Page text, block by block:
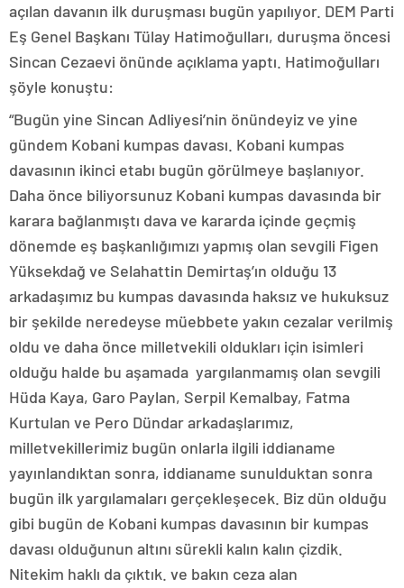
açılan davanın ilk duruşması bugün yapılıyor. DEM Parti
Eş Genel Başkanı Tülay Hatimoğulları, duruşma öncesi
Sincan Cezaevi önünde açıklama yaptı. Hatimoğulları
şöyle konuştu:
“Bugün yine Sincan Adliyesi’nin önündeyiz ve yine
gündem Kobani kumpas davası. Kobani kumpas
davasının ikinci etabı bugün görülmeye başlanıyor.
Daha önce biliyorsunuz Kobani kumpas davasında bir
karara bağlanmıştı dava ve kararda içinde geçmiş
dönemde eş başkanlığımızı yapmış olan sevgili Figen
Yüksekdağ ve Selahattin Demirtaş’ın olduğu 13
arkadaşımız bu kumpas davasında haksız ve hukuksuz
bir şekilde neredeyse müebbete yakın cezalar verilmiş
oldu ve daha önce milletvekili oldukları için isimleri
olduğu halde bu aşamada yargılanmamış olan sevgili
Hüda Kaya, Garo Paylan, Serpil Kemalbay, Fatma
Kurtulan ve Pero Dündar arkadaşlarımız,
milletvekillerimiz bugün onlarla ilgili iddianame
yayınlandıktan sonra, iddianame sunulduktan sonra
bugün ilk yargılamaları gerçekleşecek. Biz dün olduğu
gibi bugün de Kobani kumpas davasının bir kumpas
davası olduğunun altını sürekli kalın kalın çizdik.
Nitekim haklı da çıktık. ve bakın ceza alan